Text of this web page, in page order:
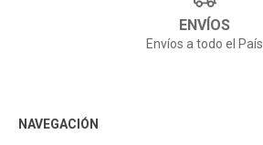
ENVÍOS
Envíos a todo el País
NAVEGACIÓN